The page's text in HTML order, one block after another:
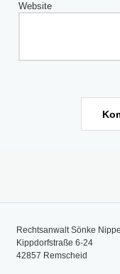
Website
Rechtsanwalt Sönke Nippel
Kippdorfstraße 6-24
42857 Remscheid